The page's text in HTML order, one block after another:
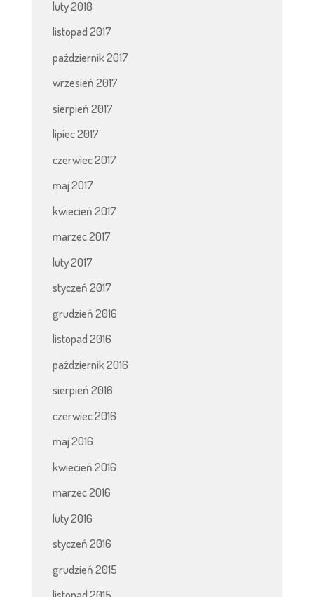
luty 2018
listopad 2017
październik 2017
wrzesień 2017
sierpień 2017
lipiec 2017
czerwiec 2017
maj 2017
kwiecień 2017
marzec 2017
luty 2017
styczeń 2017
grudzień 2016
listopad 2016
październik 2016
sierpień 2016
czerwiec 2016
maj 2016
kwiecień 2016
marzec 2016
luty 2016
styczeń 2016
grudzień 2015